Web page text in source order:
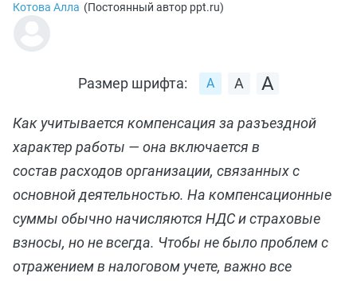
Котова Алла (Постоянный автор ppt.ru)
Размер шрифта:
Как учитывается компенсация за разъездной
характер работы — она включается в
состав расходов организации, связанных с
основной деятельностью. На компенсационные
суммы обычно начисляются НДС и страховые
взносы, но не всегда. Чтобы не было проблем с
отражением в налоговом учете, важно все